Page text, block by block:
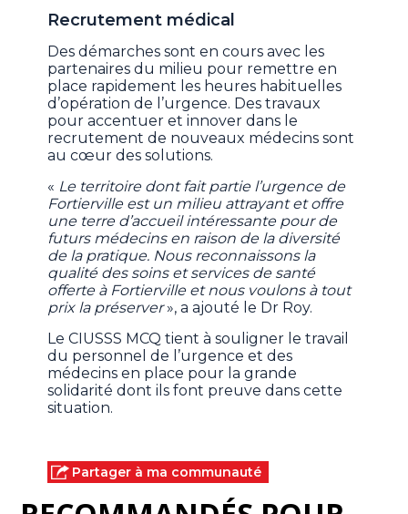
Recrutement médical
Des démarches sont en cours avec les
partenaires du milieu pour remettre en
place rapidement les heures habituelles
d’opération de l’urgence. Des travaux
pour accentuer et innover dans le
recrutement de nouveaux médecins sont
au cœur des solutions.
« Le territoire dont fait partie l’urgence de
Fortierville est un milieu attrayant et offre
une terre d’accueil intéressante pour de
futurs médecins en raison de la diversité
de la pratique. Nous reconnaissons la
qualité des soins et services de santé
offerte à Fortierville et nous voulons à tout
prix la préserver», a ​ajouté le Dr Roy.
Le CIUSSS MCQ tient à souligner le travail
du personnel de l’urgence et des
médecins en place pour la grande
solidarité dont ils font preuve dans cette
situation.
Partager à ma communauté